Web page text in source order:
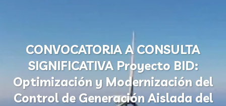
CONVOCATORIA A CONSULTA
SIGNIFICATIVA Proyecto BID:
Optimización y Modernización del
Control de Generación Aislada del